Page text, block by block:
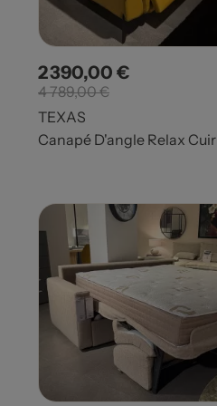
Prix
2 390,00 €Prix de base
4 789,00 €
TEXAS
Canapé D'angle Relax Cuir